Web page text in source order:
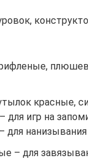
красные,
для игр на
для нанизывания
– для